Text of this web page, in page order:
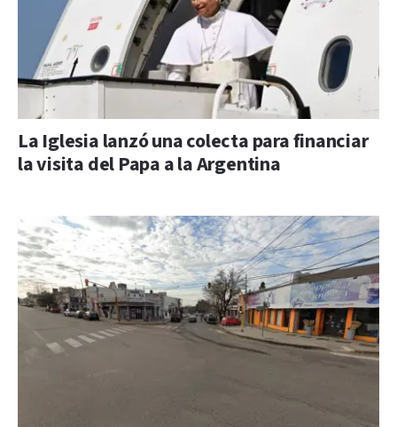
La Iglesia lanzó una colecta para financiar
la visita del Papa a la Argentina